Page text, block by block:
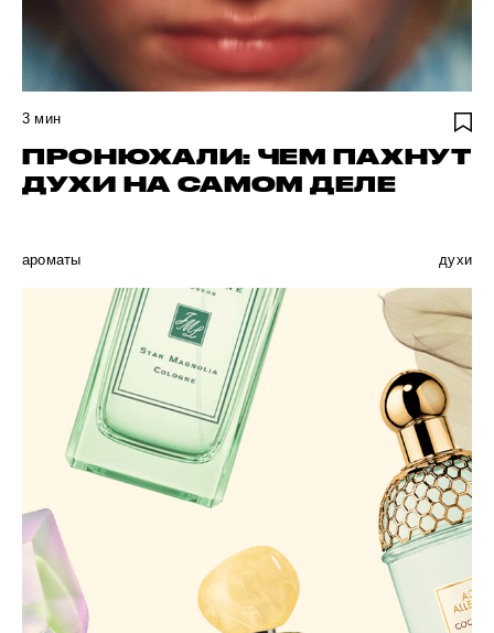
3 мин
ПРОНЮХАЛИ: ЧЕМ ПАХНУТ
ДУХИ НА САМОМ ДЕЛЕ
ароматы духи